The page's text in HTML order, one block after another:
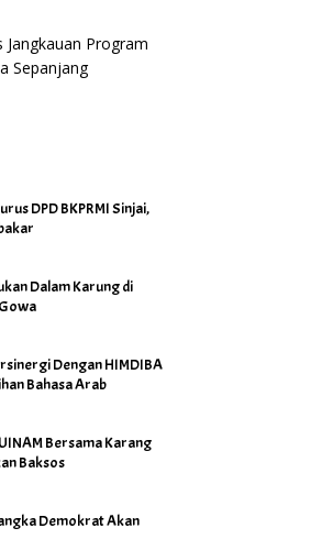
Program
Sepanjang
DPD BKPRMI Sinjai,
Dalam Karung di
Dengan HIMDIBA
Bahasa Arab
Bersama Karang
Baksos
Demokrat Akan